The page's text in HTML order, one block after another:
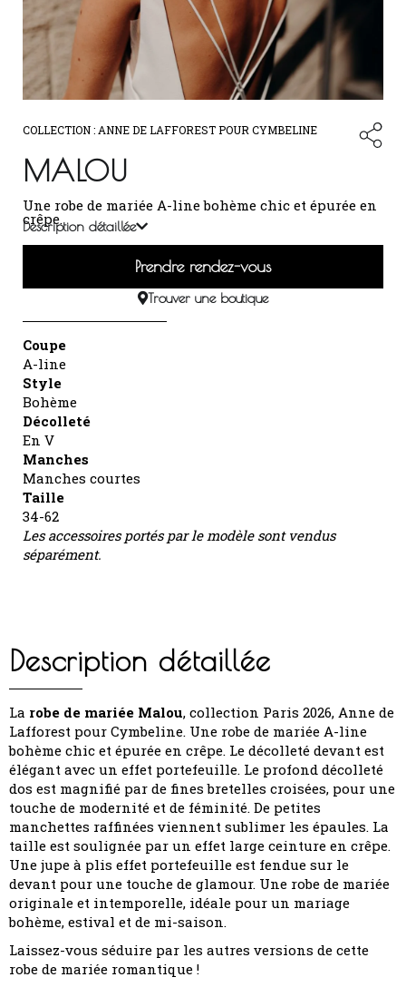
COLLECTION :ANNE DE LAFFOREST POUR CYMBELINE
MALOU
Une robe de mariée A-line bohème chic et épurée en
crêpe.
Description détaillée
Prendre rendez-vous
Trouver une boutique
Coupe
A-line
Style
Bohème
Décolleté
En V
Manches
Manches courtes
Taille
34-62
Les accessoires portés par le modèle sont vendus
séparément.
Description détaillée
La robe de mariée Malou, collection Paris 2026, Anne de
Lafforest pour Cymbeline. Une robe de mariée A-line
bohème chic et épurée en crêpe. Le décolleté devant est
élégant avec un effet portefeuille. Le profond décolleté
dos est magnifié par de fines bretelles croisées, pour une
touche de modernité et de féminité. De petites
manchettes raffinées viennent sublimer les épaules. La
taille est soulignée par un effet large ceinture en crêpe.
Une jupe à plis effet portefeuille est fendue sur le
devant pour une touche de glamour. Une robe de mariée
originale et intemporelle, idéale pour un mariage
bohème, estival et de mi-saison.
Laissez-vous séduire par les autres versions de cette
robe de mariée romantique !